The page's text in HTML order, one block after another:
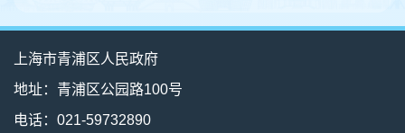
上海市青浦区人民政府
地址：青浦区公园路100号
电话：021-59732890